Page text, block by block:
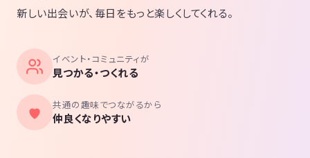
新しい出会いが、毎日をもっと楽しくしてくれる。
イベント・コミュニティが
見つかる・つくれる
共通の趣味でつながるから
仲良くなりやすい